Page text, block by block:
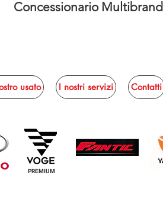
Concessionario Multibrand
usato I nostri servizi Contatti
PREMIUM